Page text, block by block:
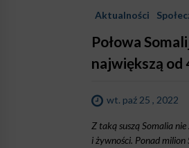
Aktualności
Połowa
największą od
wt. paź 25 , 2022
Z taką suszą Somalia
i żywności. Ponad